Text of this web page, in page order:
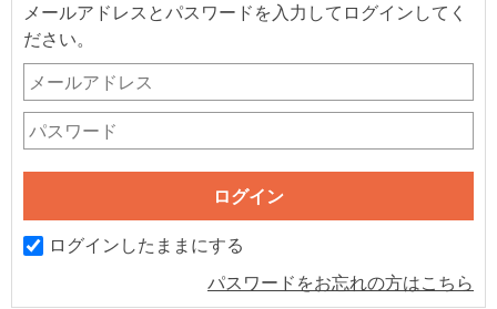
メールアドレスとパスワードを入力してログインしてく
ださい。
ログインしたままにする
パスワードをお忘れの方はこちら